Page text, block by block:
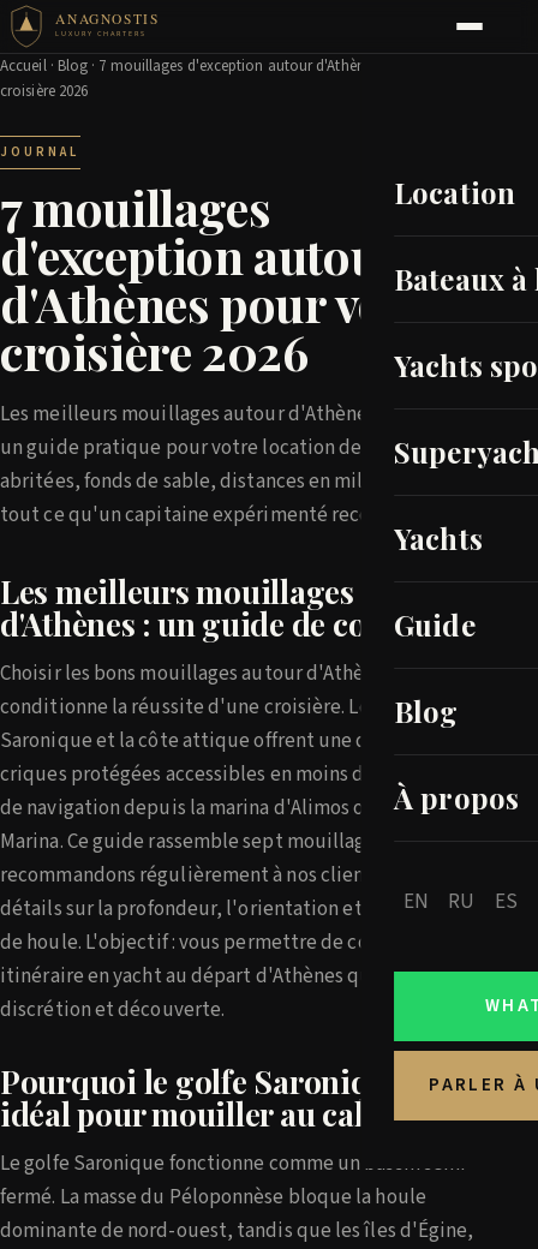
ANAGNOSTIS
LUXURY CHARTERS
Location
Bateaux
Yachts
Yachts
Guide
Blog
À propos
EN RU ES
PARLER À
Accueil· Blog · 7 mouillages d'exception autour d'Athènes pour votre
croisière 2026
JOURNAL
7 mouillages
d'exception autour
d'Athènes pour votre
croisière 2026
Les meilleurs mouillages autour d'Athènes réunis dans
un guide pratique pour votre location de yacht. Criques
abritées, fonds de sable, distances en milles nautiques :
tout ce qu'un capitaine expérimenté recommande.
Les meilleurs mouillages autour
d'Athènes : un guide de courtier
Choisir les bons mouillages autour d'Athènes
conditionne la réussite d'une croisière. Le golfe
Saronique et la côte attique offrent une dizaine de
criques protégées accessibles en moins de trois heures
de navigation depuis la marina d'Alimos ou Flisvos
Marina. Ce guide rassemble sept mouillages que nous
recommandons régulièrement à nos clients — avec des
détails sur la profondeur, l'orientation et les conditions
de houle. L'objectif : vous permettre de construire un
itinéraire en yacht au départ d'Athènes qui allie confort,
discrétion et découverte.
Pourquoi le golfe Saronique est
idéal pour mouiller au calme
Le golfe Saronique fonctionne comme un bassin semi-
fermé. La masse du Péloponnèse bloque la houle
dominante de nord-ouest, tandis que les îles d'Égine,